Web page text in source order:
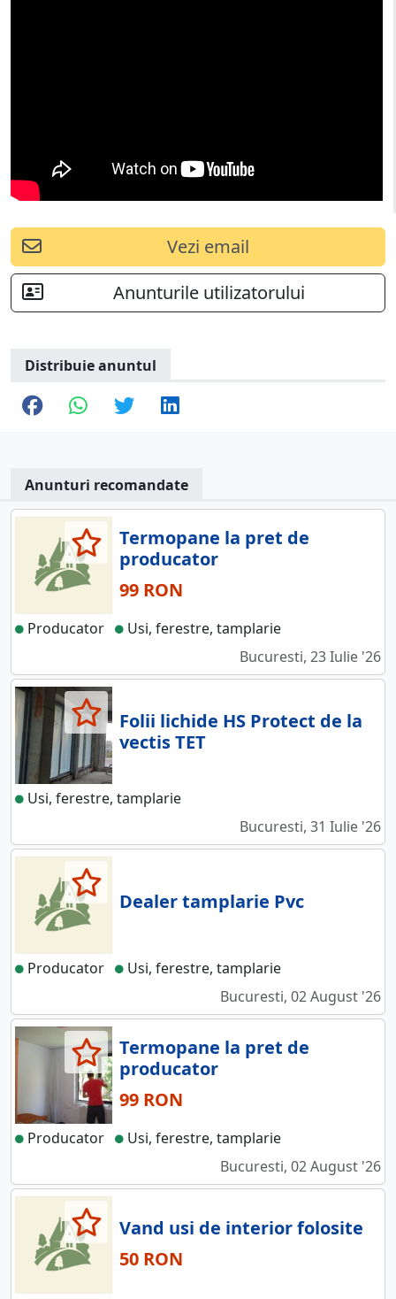
Vezi email
Anunturile utilizatorului
Distribuie anuntul
Anunturi recomandate
Termopane la pret de
producator
99 RON
Producator
Usi, ferestre, tamplarie
Bucuresti, 23 Iulie '26
Folii lichide HS Protect de la
vectis TET
Usi, ferestre, tamplarie
Bucuresti, 31 Iulie '26
Dealer tamplarie Pvc
Producator
Usi, ferestre, tamplarie
Bucuresti, 02 August '26
Termopane la pret de
producator
99 RON
Producator
Usi, ferestre, tamplarie
Bucuresti, 02 August '26
Vand usi de interior folosite
50 RON